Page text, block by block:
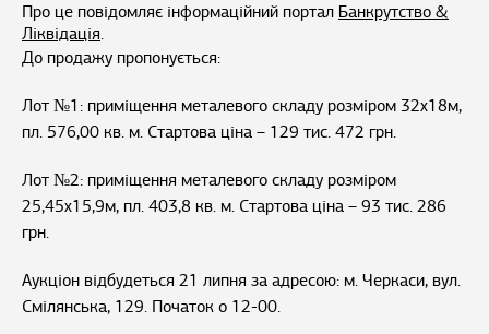
Про це повідомляє інформаційний портал Банкрутство &
Ліквідація.
До продажу пропонується:
Лот №1: приміщення металевого складу розміром 32х18м,
пл. 576,00 кв. м. Стартова ціна – 129 тис. 472 грн.
Лот №2: приміщення металевого складу розміром
25,45х15,9м, пл. 403,8 кв. м. Стартова ціна – 93 тис. 286
грн.
Аукціон відбудеться 21 липня за адресою: м. Черкаси, вул.
Смілянська, 129. Початок о 12-00.